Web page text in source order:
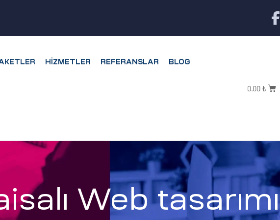
HIZMETLER REFERANSLAR BLOG
0.00 ₺
Web tasarımı